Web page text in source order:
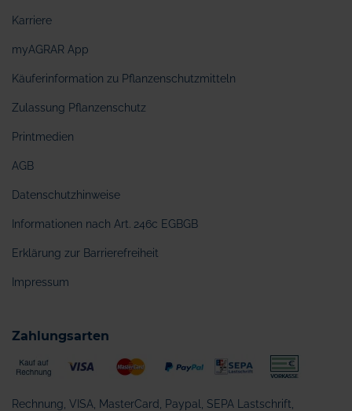
Karriere
myAGRAR App
Käuferinformation zu Pflanzenschutzmitteln
Zulassung Pflanzenschutz
Printmedien
AGB
Datenschutzhinweise
Informationen nach Art. 246c EGBGB
Erklärung zur Barrierefreiheit
Impressum
Zahlungsarten
Rechnung, VISA, MasterCard, Paypal, SEPA Lastschrift,